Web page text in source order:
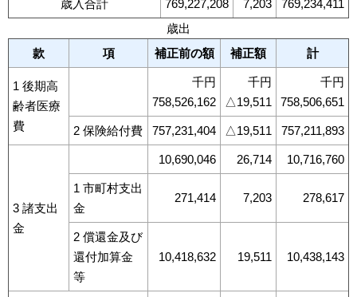
歳入合計 769,227,208 7,203
769,234,411
歳出
款
項 補正前の額 補正額 計
1 後期高
齢者医療
費
千円
758,526,162
千円
△19,511
千円
758,506,651
2 保険給付費 757,231,404 △19,511 757,211,893
3 諸支出
金
10,690,046 26,714 10,716,760
1 市町村支出
金
271,414 7,203 278,617
2 償還金及び
還付加算金
等
10,418,632 19,511 10,438,143